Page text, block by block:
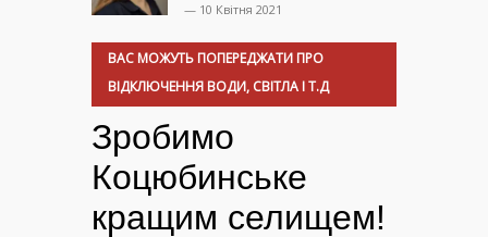
— 10 Квітня 2021
ВАС МОЖУТЬ ПОПЕРЕДЖАТИ ПРО
ВІДКЛЮЧЕННЯ ВОДИ, СВІТЛА І Т.Д